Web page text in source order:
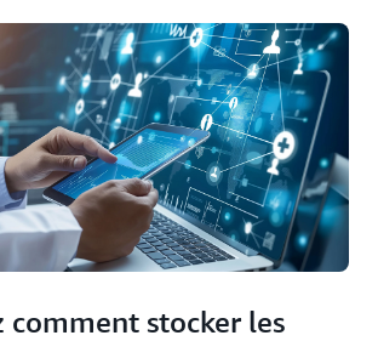
comment stocker les